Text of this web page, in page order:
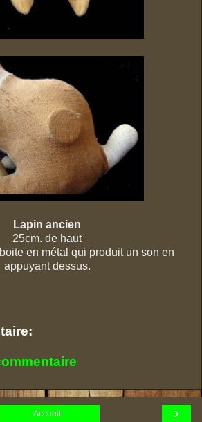
Lapin ancien
25cm. de haut
en métal qui produit un son en
appuyant dessus.
›
Accueil